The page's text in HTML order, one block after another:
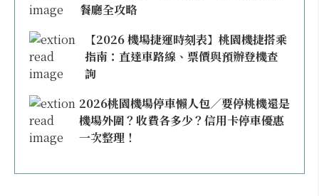
餐廳全攻略
【2026 機場捷運時刻表】桃園機捷搭乘
指南：直達車路線、票價與預辦登機查
詢
2026桃園機場停車懶人包／要停桃機還是
機場外圍？收費各多少？信用卡停車優惠
一次整理！